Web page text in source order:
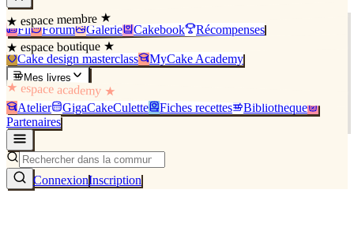
★ espace membre ★
Fil Forum Galerie Cakebook Récompenses
★ espace boutique ★
Cake design masterclass MyCake Academy
Mes livres
★ espace academy ★
Atelier GigaCakeCulette Fiches recettes
Bibliothèque
Partenaires
ConnexionInscription